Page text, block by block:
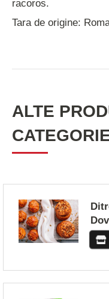
racoros.
Tara de origine:
ALTE